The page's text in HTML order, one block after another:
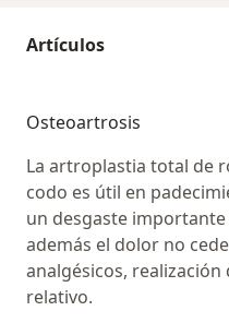
Artículos
Osteoartrosis
La artroplastia total de
codo es útil en
un desgaste
además el dolor no
analgésicos,
relativo.